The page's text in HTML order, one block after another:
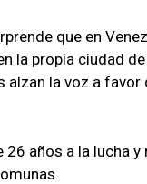
que en
la propia ciudad
la voz a favor
años a la lucha